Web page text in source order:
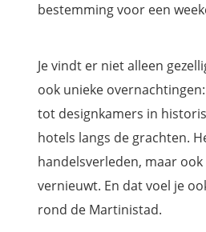
bestemming voor een
Je vindt er niet alleen
ook unieke
tot designkamers in
hotels langs de grachten.
handelsverleden, maar
vernieuwt. En dat voel je
rond de Martinistad.